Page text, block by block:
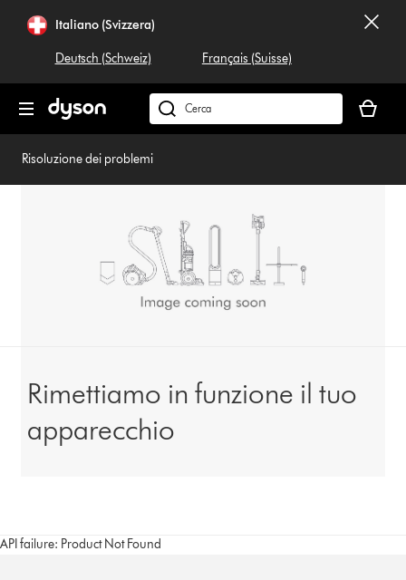
navigazioneItaliano (Svizzera)
Deutsch (Schweiz) Français (Suisse)
Cerca
su
carrello
è
Risoluzione dei problemi
Rimettiamo in funzione il tuo
apparecchio
API failure: Product Not Found